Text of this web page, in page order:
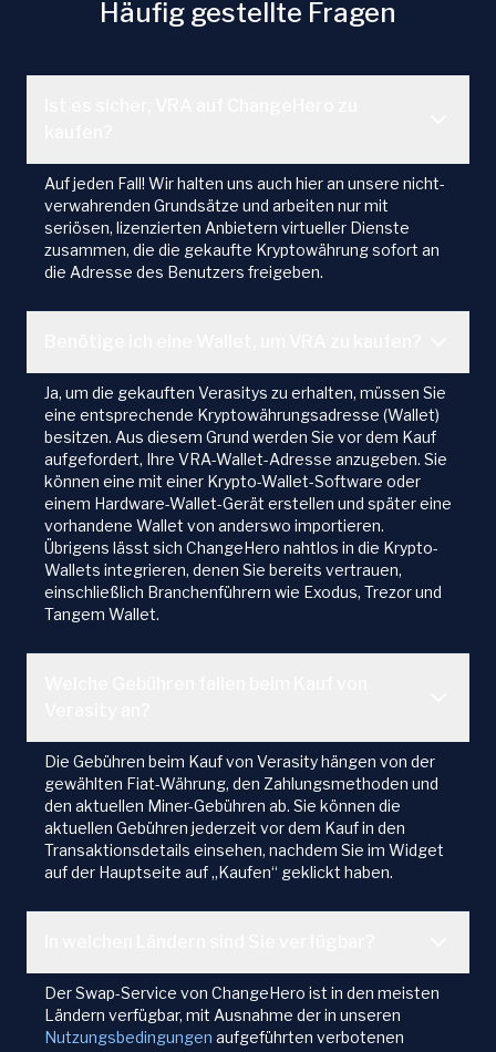
Häufig gestellte Fragen
Auf jeden Fall! Wir halten uns auch hier an unsere nicht-
verwahrenden Grundsätze und arbeiten nur mit
seriösen, lizenzierten Anbietern virtueller Dienste
zusammen, die die gekaufte Kryptowährung sofort an
die Adresse des Benutzers freigeben.
Ja, um die gekauften Verasitys zu erhalten, müssen Sie
eine entsprechende Kryptowährungsadresse (Wallet)
besitzen. Aus diesem Grund werden Sie vor dem Kauf
aufgefordert, Ihre VRA-Wallet-Adresse anzugeben. Sie
können eine mit einer Krypto-Wallet-Software oder
einem Hardware-Wallet-Gerät erstellen und später eine
vorhandene Wallet von anderswo importieren.
Übrigens lässt sich ChangeHero nahtlos in die Krypto-
Wallets integrieren, denen Sie bereits vertrauen,
einschließlich Branchenführern wie Exodus, Trezor und
Tangem Wallet.
Die Gebühren beim Kauf von Verasity hängen von der
gewählten Fiat-Währung, den Zahlungsmethoden und
den aktuellen Miner-Gebühren ab. Sie können die
aktuellen Gebühren jederzeit vor dem Kauf in den
Transaktionsdetails einsehen, nachdem Sie im Widget
auf der Hauptseite auf „Kaufen“ geklickt haben.
Der Swap-Service von ChangeHero ist in den meisten
Ländern verfügbar, mit Ausnahme der in unseren
Nutzungsbedingungen aufgeführten verbotenen